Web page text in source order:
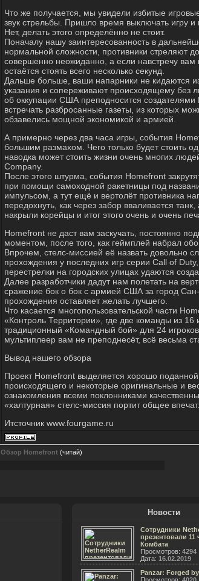
Что же получается, мы увидели избитые
звук стрельбы. Пришло время выключать игру
Нет, делать этого определённо не стоит.
Поначалу нашу заинтересованность в
нормальной сложности, противники стреляют
совершенно неожиданно, а если навстречу вам
остаётся стоять всего несколько секунд.
Дальше больше, ваши напарники не кидаются
указания и сопереживают происходящему без
об оккупации США преподносится
встречать разбросанные газеты, из которых
обзавелись мощной экономикой и армией.
А примерно через два часа игры, события
большим размахом. Чего только будет стоить
наводка может стоить жизни очень многих
Company.
После этого штурма, события Homefront
при помощи самоходной ракетницы под
импульсом, а тут ещё и вертолёт противника
передохнуть, как через забор вваливается
накрыли корейцы и итог этого очень и очень
Homefront не даст вам заскучать, постоянно
моментом, после того, как геймплей набрал
Впрочем, стелс-миссией её назвать довольно
прохождения у последних игр серии Call of
перестрелки на городских улицах удаются
Далее разработчики дадут нам полетать на
сражение бок о бок с армией США за город
прохождения оставляет желать лучшего.
Что касается многопользовательской части
«Контроль Территории», где две команды из 16
традиционный «Командный бой» для 24
мультиплеер вам не преподнесёт, всё весьма
Вывод нашего обзора
Проект Homefront выделяется хорошо
происходящего и некоторые оригинальные и
ознакомления всеми поклонниками
«халтурная» стелс-миссия портит общее
Итсточник www.fourgame.ru
Обзор Homefront (читай)
Новости
Сотрудники
презентовали 11
Комбата
Просмотров: 4294
Дата: 16.02.2019
Panzar: Forged
Просмотров: 4020